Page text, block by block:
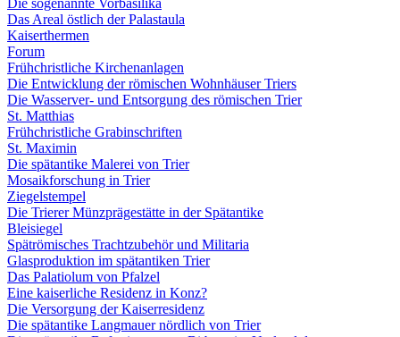
Die sogenannte Vorbasilika
Das Areal östlich der Palastaula
Kaiserthermen
Forum
Frühchristliche Kirchenanlagen
Die Entwicklung der römischen Wohnhäuser Triers
Die Wasserver- und Entsorgung des römischen Trier
St. Matthias
Frühchristliche Grabinschriften
St. Maximin
Die spätantike Malerei von Trier
Mosaikforschung in Trier
Ziegelstempel
Die Trierer Münzprägestätte in der Spätantike
Bleisiegel
Spätrömisches Trachtzubehör und Militaria
Glasproduktion im spätantiken Trier
Das Palatiolum von Pfalzel
Eine kaiserliche Residenz in Konz?
Die Versorgung der Kaiserresidenz
Die spätantike Langmauer nördlich von Trier